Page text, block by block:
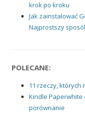
krok po kroku
Jak zainstalować
Najprostszy
POLECANE:
11 rzeczy, których
Kindle Paperwhite
porównanie